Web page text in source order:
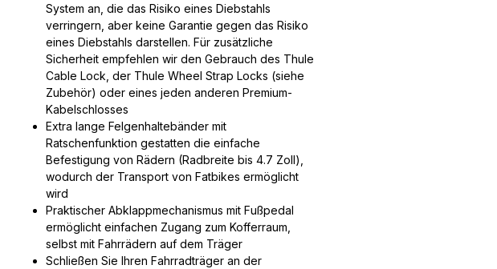
System an, die das Risiko eines Diebstahls
verringern, aber keine Garantie gegen das Risiko
eines Diebstahls darstellen. Für zusätzliche
Sicherheit empfehlen wir den Gebrauch des Thule
Cable Lock, der Thule Wheel Strap Locks (siehe
Zubehör) oder eines jeden anderen Premium-
Kabelschlosses
Extra lange Felgenhaltebänder mit
Ratschenfunktion gestatten die einfache
Befestigung von Rädern (Radbreite bis 4.7 Zoll),
wodurch der Transport von Fatbikes ermöglicht
wird
Praktischer Abklappmechanismus mit Fußpedal
ermöglicht einfachen Zugang zum Kofferraum,
selbst mit Fahrrädern auf dem Träger
Schließen Sie Ihren Fahrradträger an der